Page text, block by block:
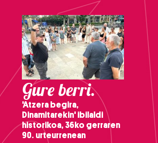
Gure berri.
'Atzera begira,
Dinamitarekin' ibilaldi
historikoa, 36ko gerraren
90. urteurrenean